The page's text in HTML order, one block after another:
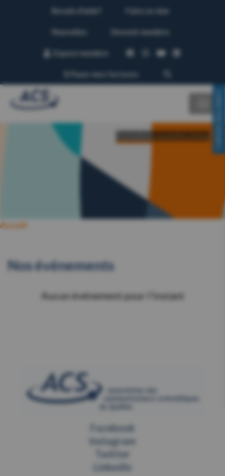
Besoin d’aide? Faire un don
Nouvelles Devenir membre
Espace membre
Payer mes factures
Formations ouvertes à tous
Accueil
Nos événements
Aucun événement pour l'instant
Facebook
Instagram
Twitter
LinkedIn